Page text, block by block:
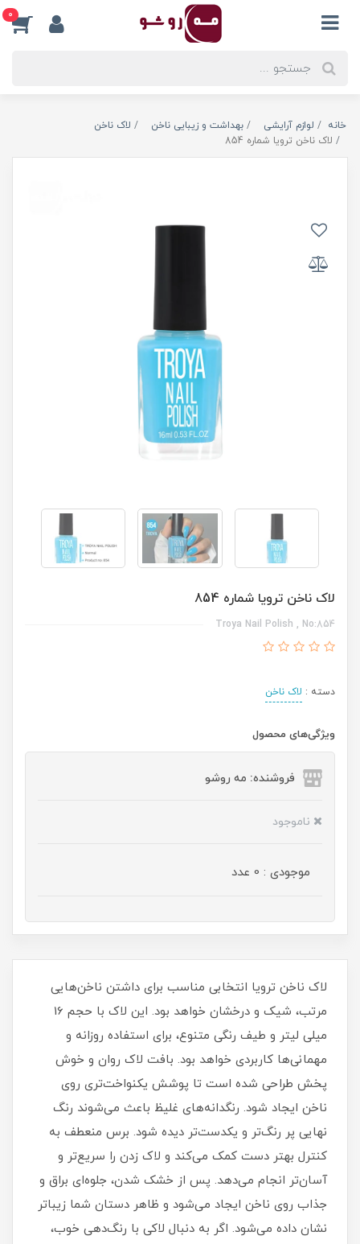
0
خانه لوازم آرایشی بهداشت و زیبایی ناخن
لاک ناخن
لاک ناخن ترویا شماره 854
لاک ناخن ترویا شماره 854
Troya Nail Polish , No:854
دسته : لاک ناخن
ویژگی‌های محصول
فروشنده: مه رو‌شو
ناموجود
موجودی : 0 عدد
لاک ناخن ترویا انتخابی مناسب برای داشتن ناخن‌هایی
مرتب، شیک و درخشان خواهد بود. این لاک با حجم 16
میلی‌ لیتر و طیف رنگی متنوع، برای استفاده روزانه و
مهمانی‌ها کاربردی خواهد بود. بافت لاک روان و خوش‌
پخش طراحی شده است تا پوشش یکنواخت‌تری روی
ناخن ایجاد شود. رنگدانه‌های غلیظ باعث می‌شوند رنگ
نهایی پر رنگ‌تر و یکدست‌تر دیده شود. برس منعطف به
کنترل بهتر دست کمک می‌کند و لاک زدن را سریع‌تر و
آسان‌تر انجام می‌دهد. پس از خشک شدن، جلوه‌ای براق و
جذاب روی ناخن ایجاد می‌شود و ظاهر دستان شما زیباتر
نشان داده می‌شود. اگر به دنبال لاکی با رنگ‌دهی خوب،